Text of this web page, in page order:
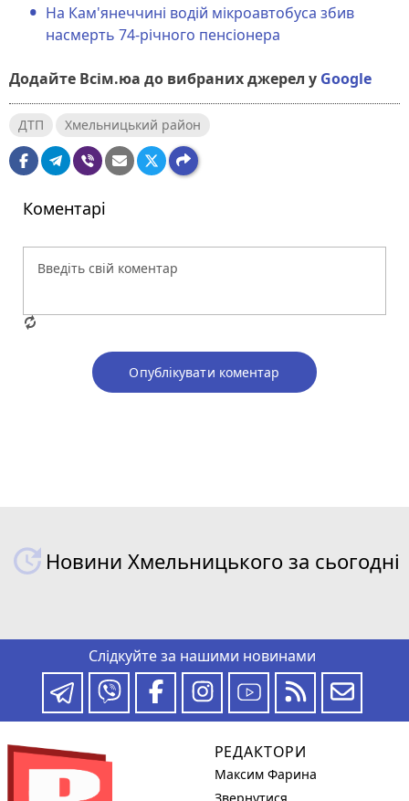
На Кам'янеччині водій мікроавтобуса збив
насмерть 74-річного пенсіонера
Додайте Всім.юа до вибраних джерел у Google
ДТП Хмельницький район
Коментарі
Опублікувати коментар
Новини Хмельницького за сьогодні
Слідкуйте за нашими новинами
РЕДАКТОРИ
Максим Фарина